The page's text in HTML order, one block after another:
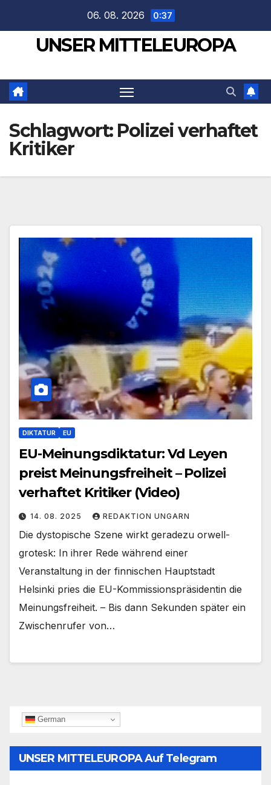
springen
06. 08. 2026 0:37
UNSER MITTELEUROPA
Schlagwort: Polizei verhaftet
Kritiker
DIKTATUR EU
EU-Meinungsdiktatur: Vd Leyen
preist Meinungsfreiheit – Polizei
verhaftet Kritiker (Video)
14. 08. 2025 REDAKTION UNGARN
Die dystopische Szene wirkt geradezu orwell-
grotesk: In ihrer Rede während einer
Veranstaltung in der finnischen Hauptstadt
Helsinki pries die EU-Kommissionspräsidentin die
Meinungsfreiheit. – Bis dann Sekunden später ein
Zwischenrufer von…
German
UNSER MITTELEUROPA Auf Telegram